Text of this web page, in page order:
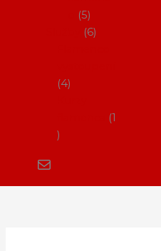
5
6
4
1